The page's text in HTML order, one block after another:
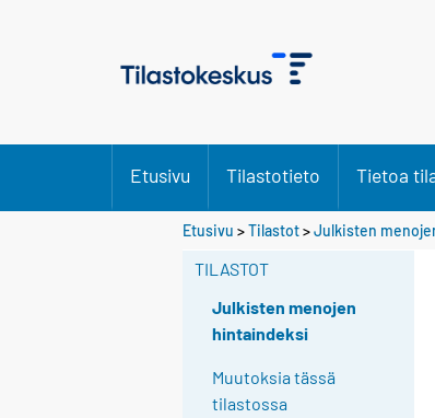
Etusivu Tilastotieto Tietoa
Etusivu >Tilastot>Julkisten
TILASTOT
Julkisten menojen
hintaindeksi
Muutoksia tässä
tilastossa